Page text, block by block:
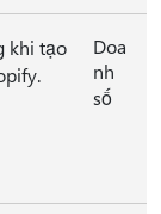
khi tạo
Doa
nh
số